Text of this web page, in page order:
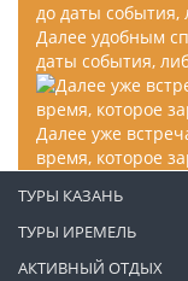
Далее удобным
даты события,
Далее уже
время, которое
ТУРЫ КАЗАНЬ
ТУРЫ ИРЕМЕЛЬ
АКТИВНЫЙ ОТДЫХ